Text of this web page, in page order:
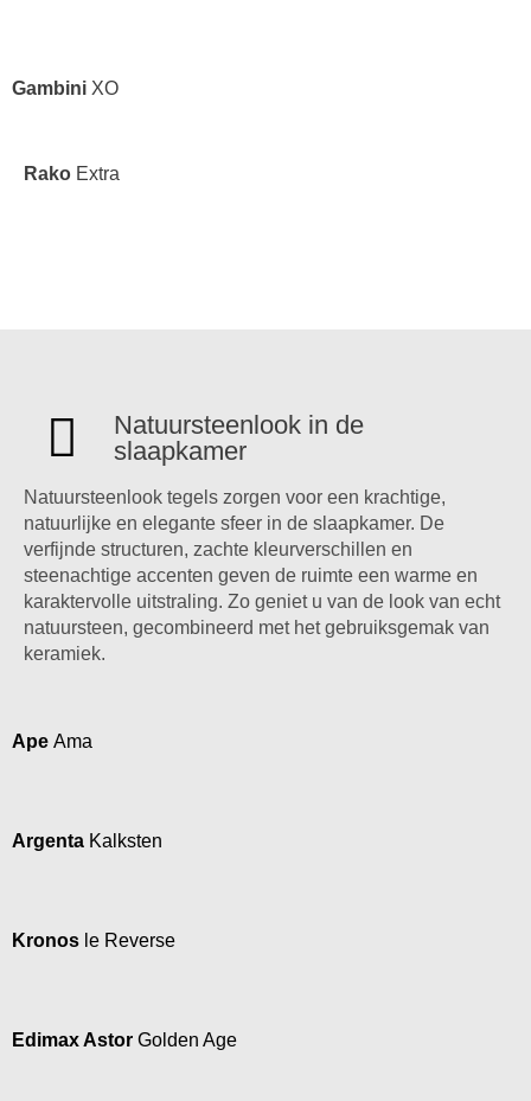
Gambini XO
Rako Extra
Natuursteenlook in de
slaapkamer
Natuursteenlook tegels zorgen voor een krachtige,
natuurlijke en elegante sfeer in de slaapkamer. De
verfijnde structuren, zachte kleurverschillen en
steenachtige accenten geven de ruimte een warme en
karaktervolle uitstraling. Zo geniet u van de look van echt
natuursteen, gecombineerd met het gebruiksgemak van
keramiek.
Ape Ama
Argenta Kalksten
Kronos le Reverse
Edimax Astor Golden Age